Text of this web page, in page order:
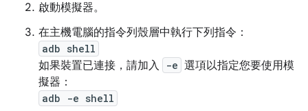
啟動模擬器。
在主機電腦的指令列殼層中執行下列指令：
adb shell
如果裝置已連接，請加入 -e 選項以指定您要使用模
擬器：
adb -e shell